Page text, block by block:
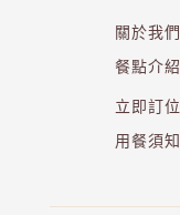
關於我們
餐點介紹
立即訂位
用餐須知